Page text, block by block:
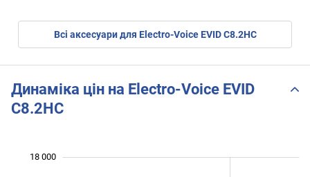
Всі аксесуари для Electro-Voice EVID C8.2HC
Динаміка цін на Electro-Voice EVID
C8.2HC
18 000